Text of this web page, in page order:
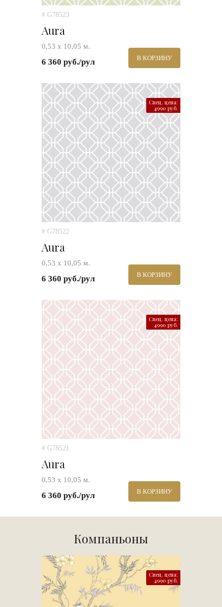
# G78523
Aura
0,53 х 10,05 м.
6 360 руб./рул В КОРЗИНУ
Спец. цена:
4990 руб.
# G78522
Aura
0,53 х 10,05 м.
6 360 руб./рул В КОРЗИНУ
Спец. цена:
4990 руб.
# G78521
Aura
0,53 х 10,05 м.
6 360 руб./рул В КОРЗИНУ
Компаньоны
Спец. цена:
4990 руб.